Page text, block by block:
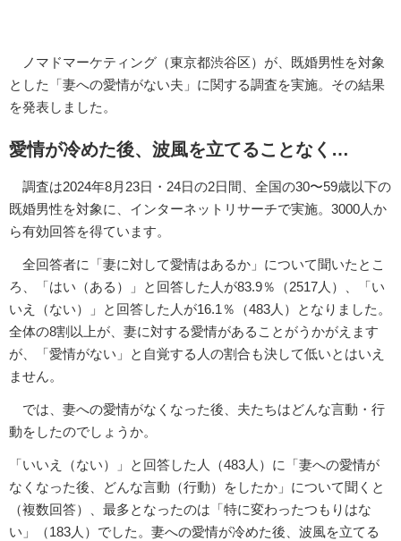
ノマドマーケティング（東京都渋谷区）が、既婚男性を対象
とした「妻への愛情がない夫」に関する調査を実施。その結果
を発表しました。
愛情が冷めた後、波風を立てることなく…
調査は2024年8月23日・24日の2日間、全国の30〜59歳以下の
既婚男性を対象に、インターネットリサーチで実施。3000人か
ら有効回答を得ています。
全回答者に「妻に対して愛情はあるか」について聞いたとこ
ろ、「はい（ある）」と回答した人が83.9％（2517人）、「い
いえ（ない）」と回答した人が16.1％（483人）となりました。
全体の8割以上が、妻に対する愛情があることがうかがえます
が、「愛情がない」と自覚する人の割合も決して低いとはいえ
ません。
では、妻への愛情がなくなった後、夫たちはどんな言動・行
動をしたのでしょうか。
「いいえ（ない）」と回答した人（483人）に「妻への愛情が
なくなった後、どんな言動（行動）をしたか」について聞くと
（複数回答）、最多となったのは「特に変わったつもりはな
い」（183人）でした。妻への愛情が冷めた後、波風を立てる